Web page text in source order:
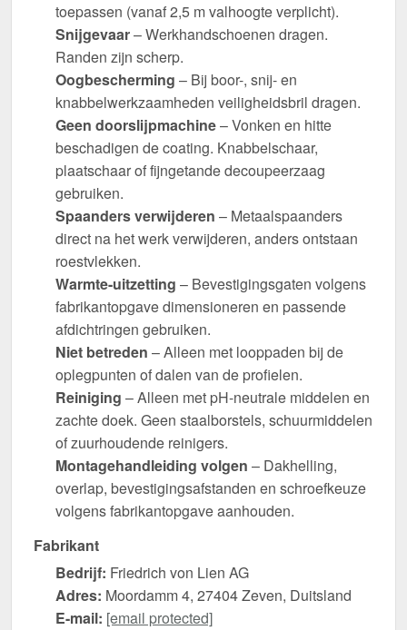
toepassen (vanaf 2,5 m valhoogte verplicht).
Snijgevaar– Werkhandschoenen dragen.
Randen zijn scherp.
Oogbescherming – Bij boor-, snij- en
knabbelwerkzaamheden veiligheidsbril dragen.
Geen doorslijpmachine– Vonken en hitte
beschadigen de coating. Knabbelschaar,
plaatschaar of fijngetande decoupeerzaag
gebruiken.
Spaanders verwijderen – Metaalspaanders
direct na het werk verwijderen, anders ontstaan
roestvlekken.
Warmte-uitzetting – Bevestigingsgaten volgens
fabrikantopgave dimensioneren en passende
afdichtringen gebruiken.
Niet betreden – Alleen met looppaden bij de
oplegpunten of dalen van de profielen.
Reiniging – Alleen met pH-neutrale middelen en
zachte doek. Geen staalborstels, schuurmiddelen
of zuurhoudende reinigers.
Montagehandleiding volgen – Dakhelling,
overlap, bevestigingsafstanden en schroefkeuze
volgens fabrikantopgave aanhouden.
Fabrikant
Bedrijf: Friedrich von Lien AG
Adres: Moordamm 4, 27404 Zeven, Duitsland
E-mail: [email protected]